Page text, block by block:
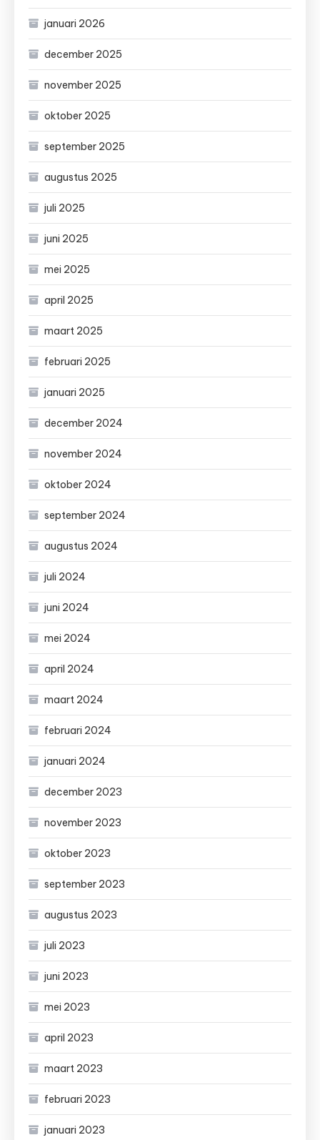
januari 2026
december 2025
november 2025
oktober 2025
september 2025
augustus 2025
juli 2025
juni 2025
mei 2025
april 2025
maart 2025
februari 2025
januari 2025
december 2024
november 2024
oktober 2024
september 2024
augustus 2024
juli 2024
juni 2024
mei 2024
april 2024
maart 2024
februari 2024
januari 2024
december 2023
november 2023
oktober 2023
september 2023
augustus 2023
juli 2023
juni 2023
mei 2023
april 2023
maart 2023
februari 2023
januari 2023